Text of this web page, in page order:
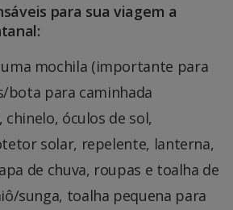
para sua viagem a
uma mochila (importante para
bota para caminhada
óculos de sol,
solar, repelente, lanterna,
de chuva, roupas e toalha de
sunga, toalha pequena para